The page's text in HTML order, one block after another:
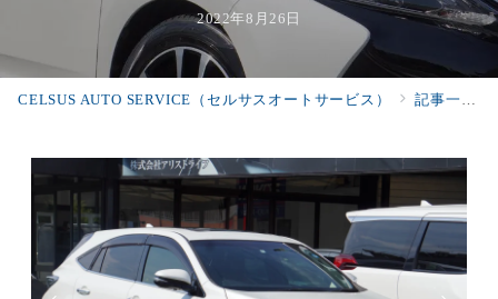
2022年8月26日
CELSUS AUTO SERVICE（セルサスオートサービス） 記事一覧